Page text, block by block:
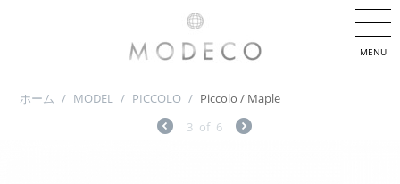
ホーム / MODEL / PICCOLO / Piccolo / Maple
3 of 6
MENU